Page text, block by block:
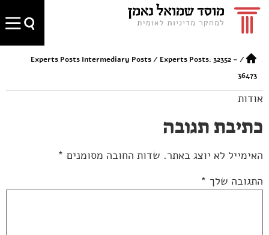
/
Experts Posts Intermediary Posts/ Experts Posts: 32352 –
36473
אודות
כתיבת תגובה
האימייל לא יוצג באתר. שדות החובה מסומנים *
התגובה שלך *